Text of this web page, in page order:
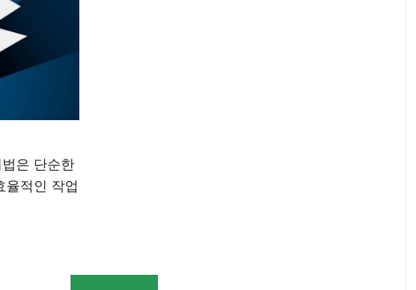
은 단순한
율적인 작업